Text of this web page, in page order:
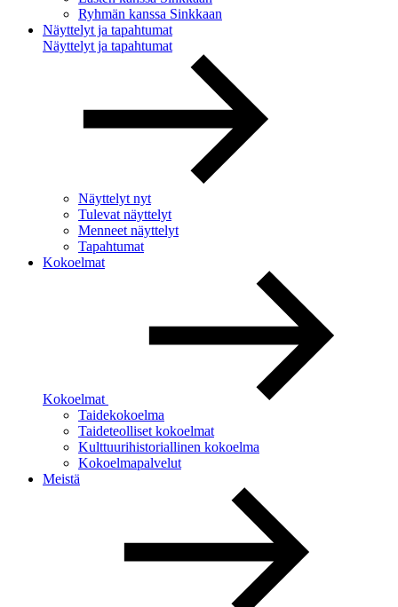
Ryhmän kanssa Sinkkaan
Näyttelyt ja tapahtumat
Näyttelyt ja tapahtumat
Näyttelyt nyt
Tulevat näyttelyt
Menneet näyttelyt
Tapahtumat
Kokoelmat
Kokoelmat
Taidekokoelma
Taideteolliset kokoelmat
Kulttuurihistoriallinen kokoelma
Kokoelmapalvelut
Meistä